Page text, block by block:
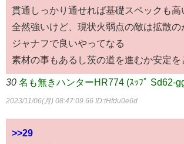
貫通しっかり通せれば基礎スペックも高
全然強いけど、現状火弱点の敵は拡散の
ジャナフで良いやってなる
素材の事もあるし茨の道を進むか安定を
30 名も無きハンターHR774 (ｽｯﾌﾟ Sd62-
2023/11/06(月) 08:47:09.66 ID:tHfdu0e6d
>>29